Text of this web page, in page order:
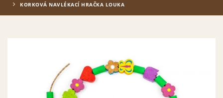
KORKOVÁ NAVLÉKACÍ HRAČKA LOUKA